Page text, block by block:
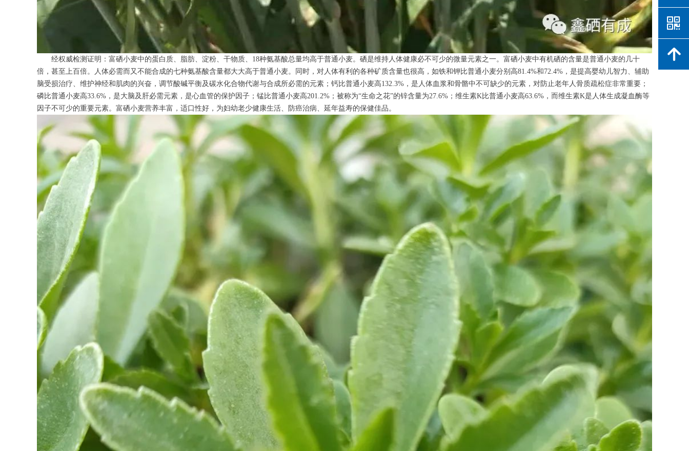
经权威检测证明：富硒小麦中的蛋白质、脂肪、淀粉、干物质、18种氨基酸总量均高于普通小麦。硒是维持人体健康必不可少的微量元素之一。富硒小麦中有机硒的含量是普通小麦的几十
倍，甚至上百倍。人体必需而又不能合成的七种氨基酸含量都大大高于普通小麦。同时，对人体有利的各种矿质含量也很高，如铁和钾比普通小麦分别高81.4%和72.4%，是提高婴幼儿智力、辅助
脑受损治疗、维护神经和肌肉的兴奋，调节酸碱平衡及碳水化合物代谢与合成所必需的元素；钙比普通小麦高132.3%，是人体血浆和骨骼中不可缺少的元素，对防止老年人骨质疏松症非常重要；
磷比普通小麦高33.6%，是大脑及肝必需元素，是心血管的保护因子；锰比普通小麦高201.2%；被称为“生命之花”的锌含量为27.6%；维生素K比普通小麦高63.6%，而维生素K是人体生成凝血酶等
因子不可少的重要元素。富硒小麦营养丰富，适口性好，为妇幼老少健康生活、防癌治病、延年益寿的保健佳品。
낃
녕